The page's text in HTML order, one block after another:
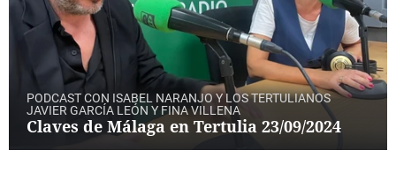
PODCAST CON ISABEL NARANJO Y LOS TERTULIANOS
JAVIER GARCÍA LEÓN Y FINA VILLENA
Claves de Málaga en Tertulia 23/09/2024